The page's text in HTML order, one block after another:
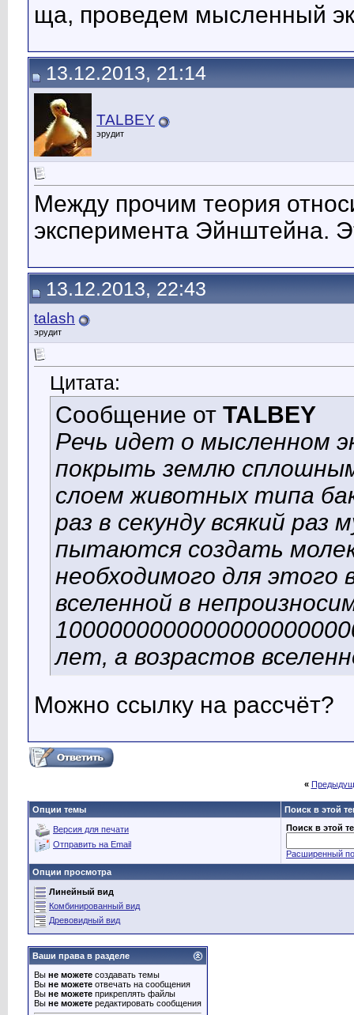
ща, проведем мысленный
13.12.2013, 21:14
TALBEY
эрудит
Между прочим теория
эксперимента Эйнштейна.
13.12.2013, 22:43
talash
эрудит
Цитата:
Сообщение от TALBEY
Речь идет о мысленном
покрыть землю
слоем животных типа
раз в секунду всякий раз
пытаются создать
необходимого для этого
вселенной в
лет, а возрастов
Можно ссылку на рассчёт?
«
Опции темы Поиск в этой
Версия для печати
Отправить на Email
Поиск в этой
Расширенный
Опции просмотра
Линейный вид
Комбинированный вид
Древовидный вид
Ваши права в разделе
Вы не можете создавать темы
Вы не можете отвечать на сообщения
Вы не можете прикреплять файлы
Вы не можете редактировать сообщения